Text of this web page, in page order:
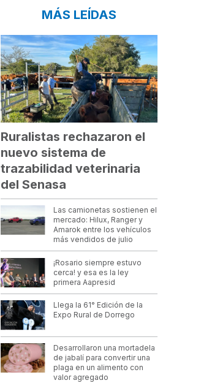
MÁS LEÍDAS
Ruralistas rechazaron el
nuevo sistema de
trazabilidad veterinaria
del Senasa
Las camionetas sostienen el
mercado: Hilux, Ranger y
Amarok entre los vehículos
más vendidos de julio
¡Rosario siempre estuvo
cerca! y esa es la ley
primera Aapresid
Llega la 61° Edición de la
Expo Rural de Dorrego
Desarrollaron una mortadela
de jabalí para convertir una
plaga en un alimento con
valor agregado